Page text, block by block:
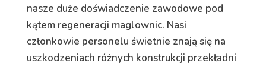
nasze duże doświadczenie zawodowe pod
kątem regeneracji maglownic. Nasi
członkowie personelu świetnie znają się na
uszkodzeniach różnych konstrukcji przekładni